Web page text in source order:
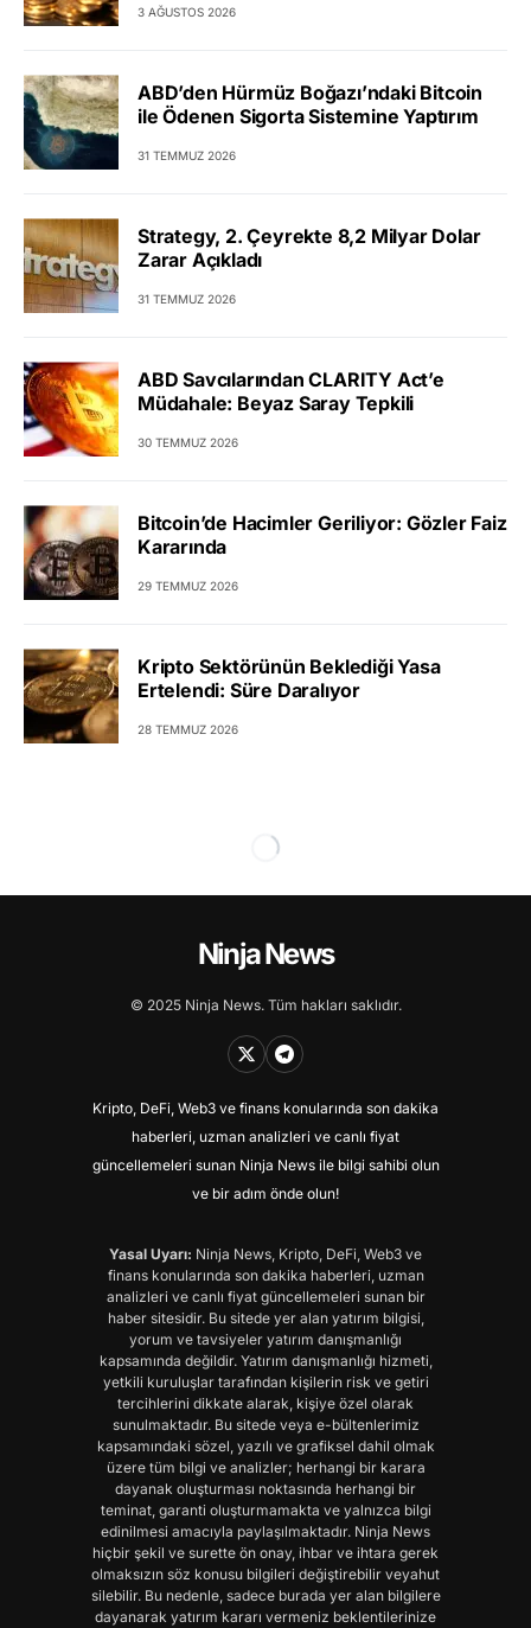
3 AĞUSTOS 2026
ABD’den Hürmüz Boğazı’ndaki Bitcoin
ile Ödenen Sigorta Sistemine Yaptırım
31 TEMMUZ 2026
Strategy, 2. Çeyrekte 8,2 Milyar Dolar
Zarar Açıkladı
31 TEMMUZ 2026
ABD Savcılarından CLARITY Act’e
Müdahale: Beyaz Saray Tepkili
30 TEMMUZ 2026
Bitcoin’de Hacimler Geriliyor: Gözler Faiz
Kararında
29 TEMMUZ 2026
Kripto Sektörünün Beklediği Yasa
Ertelendi: Süre Daralıyor
28 TEMMUZ 2026
Ninja News
© 2025 Ninja News. Tüm hakları saklıdır.
Kripto, DeFi, Web3 ve finans konularında son dakika
haberleri, uzman analizleri ve canlı fiyat
güncellemeleri sunan Ninja News ile bilgi sahibi olun
ve bir adım önde olun!
Yasal Uyarı: Ninja News, Kripto, DeFi, Web3 ve
finans konularında son dakika haberleri, uzman
analizleri ve canlı fiyat güncellemeleri sunan bir
haber sitesidir. Bu sitede yer alan yatırım bilgisi,
yorum ve tavsiyeler yatırım danışmanlığı
kapsamında değildir. Yatırım danışmanlığı hizmeti,
yetkili kuruluşlar tarafından kişilerin risk ve getiri
tercihlerini dikkate alarak, kişiye özel olarak
sunulmaktadır. Bu sitede veya e-bültenlerimiz
kapsamındaki sözel, yazılı ve grafiksel dahil olmak
üzere tüm bilgi ve analizler; herhangi bir karara
dayanak oluşturması noktasında herhangi bir
teminat, garanti oluşturmamakta ve yalnızca bilgi
edinilmesi amacıyla paylaşılmaktadır. Ninja News
hiçbir şekil ve surette ön onay, ihbar ve ihtara gerek
olmaksızın söz konusu bilgileri değiştirebilir veyahut
silebilir. Bu nedenle, sadece burada yer alan bilgilere
dayanarak yatırım kararı vermeniz beklentilerinize